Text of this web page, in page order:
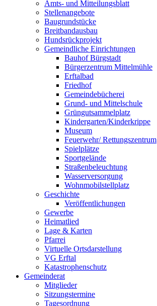
Amts- und Mitteilungsblatt
Stellenangebote
Baugrundstücke
Breitbandausbau
Hundsrückprojekt
Gemeindliche Einrichtungen
Bauhof Bürgstadt
Bürgerzentrum Mittelmühle
Erftalbad
Friedhof
Gemeindebücherei
Grund- und Mittelschule
Grüngutsammelplatz
Kindergarten/Kinderkrippe
Museum
Feuerwehr/ Rettungszentrum
Spielplätze
Sportgelände
Straßenbeleuchtung
Wasserversorgung
Wohnmobilstellplatz
Geschichte
Veröffentlichungen
Gewerbe
Heimatlied
Lage & Karten
Pfarrei
Virtuelle Ortsdarstellung
VG Erftal
Katastrophenschutz
Gemeinderat
Mitglieder
Sitzungstermine
Tagesordnung